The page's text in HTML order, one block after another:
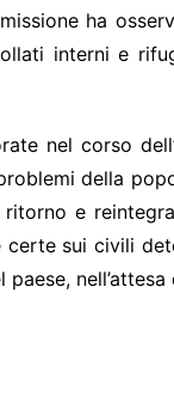
ha
interni e
nel corso
della
e
sui civili